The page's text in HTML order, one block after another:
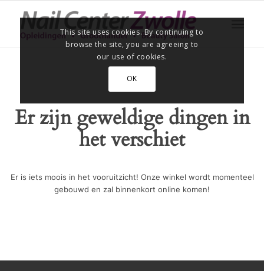
Er zijn geweldige dingen in
het verschiet
Er is iets moois in het vooruitzicht! Onze winkel wordt momenteel
gebouwd en zal binnenkort online komen!
This site uses cookies. By continuing to
browse the site, you are agreeing to
our use of cookies.
OK